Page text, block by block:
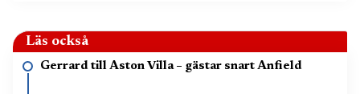
Läs också
Gerrard till Aston Villa – gästar snart Anfield